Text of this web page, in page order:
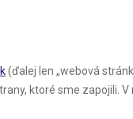
(ďalej len „webová
ktoré sme zapojili.